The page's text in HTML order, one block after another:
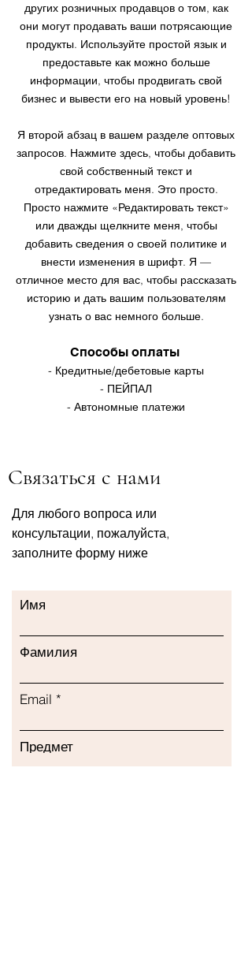
других розничных продавцов о том, как
они могут продавать ваши потрясающие
продукты. Используйте простой язык и
предоставьте как можно больше
информации, чтобы продвигать свой
бизнес и вывести его на новый уровень!
Я второй абзац в вашем разделе оптовых
запросов. Нажмите здесь, чтобы добавить
свой собственный текст и
отредактировать меня. Это просто.
Просто нажмите «Редактировать текст»
или дважды щелкните меня, чтобы
добавить сведения о своей политике и
внести изменения в шрифт. Я —
отличное место для вас, чтобы рассказать
историю и дать вашим пользователям
узнать о вас немного больше.
Способы оплаты
- Кредитные/дебетовые карты
- ПЕЙПАЛ
- Автономные платежи
Связаться с нами
Для любого вопроса или
консультации, пожалуйста,
заполните форму ниже
Имя
Фамилия
Email
Предмет